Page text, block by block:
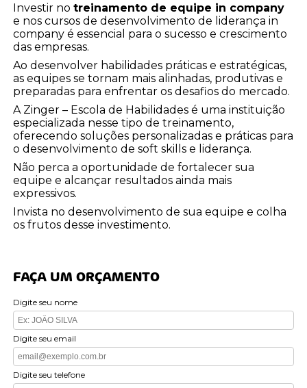
Investir notreinamento de equipe in company
e nos cursos de desenvolvimento de liderança in
company é essencial para o sucesso e crescimento
das empresas.
Ao desenvolver habilidades práticas e estratégicas,
as equipes se tornam mais alinhadas, produtivas e
preparadas para enfrentar os desafios do mercado.
A Zinger – Escola de Habilidades é uma instituição
especializada nesse tipo de treinamento,
oferecendo soluções personalizadas e práticas para
o desenvolvimento de soft skills e liderança.
Não perca a oportunidade de fortalecer sua
equipe e alcançar resultados ainda mais
expressivos.
Invista no desenvolvimento de sua equipe e colha
os frutos desse investimento.
FAÇA UM ORÇAMENTO
Digite seu nome
Digite seu email
Digite seu telefone